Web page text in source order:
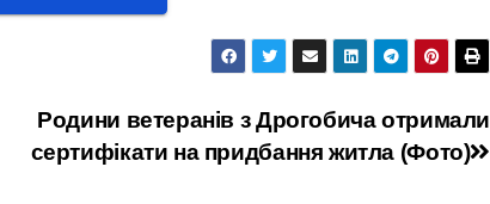
Родини ветеранів з Дрогобича отримали
сертифікати на придбання житла (Фото)